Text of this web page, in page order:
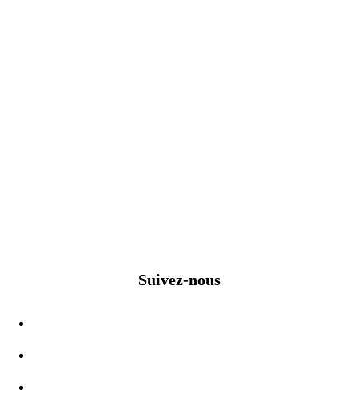
Suivez-nous